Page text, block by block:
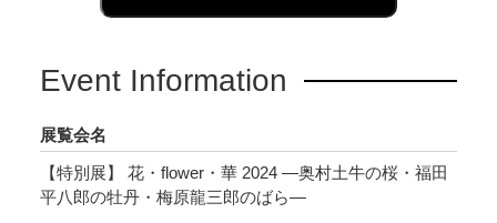
都・総本山醍醐寺の名木「太閤しだれ桜」をモ
ことで生まれた柔らかな色合いは、春の暖かい
福田平八郎《牡丹》は、裏彩色を駆使し、牡丹
の姿を細密に描き出しながら、どこか妖しげな
美しさをまとっています。
Event Information
展覧会名
【特別展】 花・flower・華 2024 ―奥村土牛の桜・福田
平八郎の牡丹・梅原龍三郎のばら―